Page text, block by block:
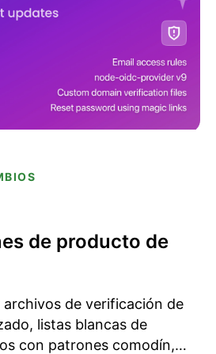
de producto de
de verificación de
listas blancas de
con patrones comodín,